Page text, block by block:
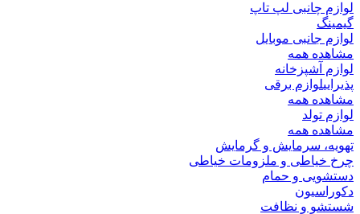
لوازم چانبی لپ تاپ
گیمینگ
لوازم جانبی موبایل
مشاهده همه
لوازم آشپزخانه
پذیراییلوازم برقی
مشاهده همه
لوازم تولد
مشاهده همه
تهویه، سرمایش و گرمایش
چرخ خیاطی و ملزومات خیاطی
دستشویی و حمام
دکوراسیون
شستشو و نظافت